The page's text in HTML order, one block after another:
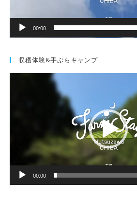
00:00
収穫体験&手ぶらキャンプ
00:00